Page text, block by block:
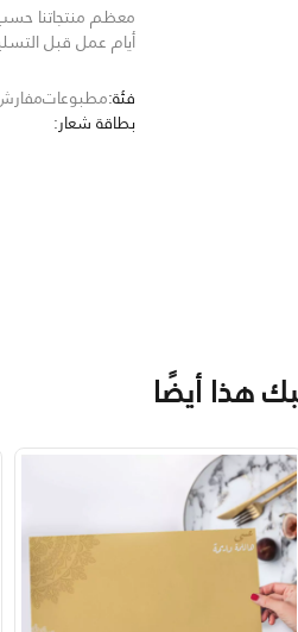
معظم منتجاتنا
أيام عمل قبل
فئة:مطبوعات
بطاقة شعار:
هذا أيضًا